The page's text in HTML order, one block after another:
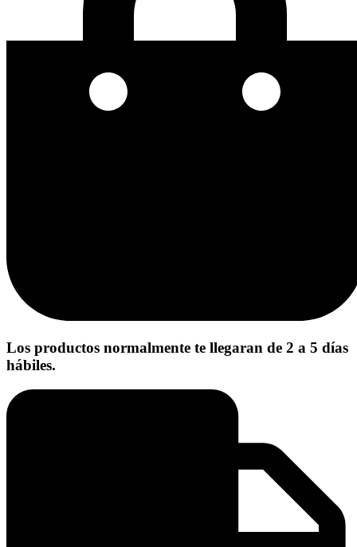
Los productos normalmente te llegaran de 2 a 5 días
hábiles.